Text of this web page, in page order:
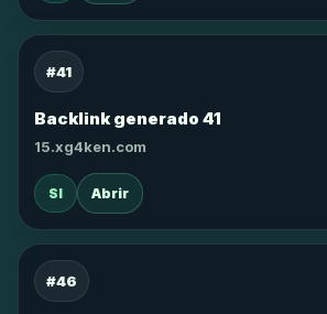
#41
Backlink generado 41
15.xg4ken.com
SI Abrir
#46